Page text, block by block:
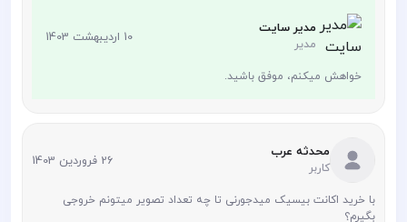
مدیر سایت
مدیر 10 اردیبهشت 1403
خواهش میکنم، موفق باشید.
محدثه عرب
کاربر 26 فروردین 1403
با خرید اکانت بیسیک میدجورنی تا چه تعداد تصویر میتونم خروجی
بگیرم؟